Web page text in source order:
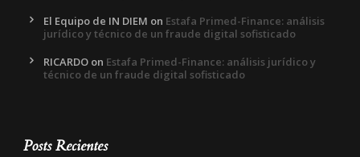
El Equipo de IN DIEM on Estafa Primed-Finance: análisis
jurídico y técnico de un fraude digital sofisticado
RICARDO on Estafa Primed-Finance: análisis jurídico y
técnico de un fraude digital sofisticado
Posts Recientes